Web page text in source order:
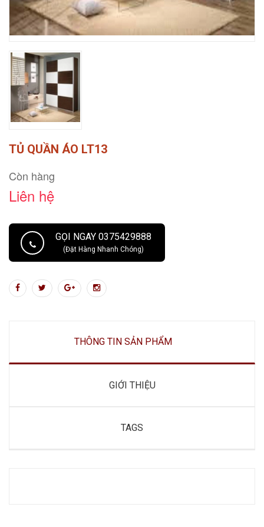
TỦ QUẦN ÁO LT13
Còn hàng
Liên hệ
GỌI NGAY 0375429888
(Đặt Hàng Nhanh Chóng)
THÔNG TIN SẢN PHẨM
GIỚI THIỆU
TAGS